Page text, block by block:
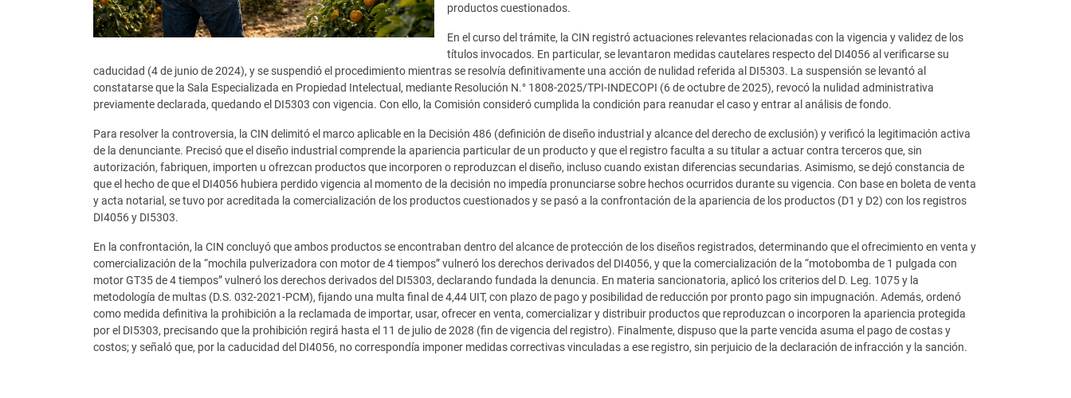
productos cuestionados.
En el curso del trámite, la CIN registró actuaciones relevantes relacionadas con la vigencia y validez de los
títulos invocados. En particular, se levantaron medidas cautelares respecto del DI4056 al verificarse su
caducidad (4 de junio de 2024), y se suspendió el procedimiento mientras se resolvía definitivamente una acción de nulidad referida al DI5303. La suspensión se levantó al
constatarse que la Sala Especializada en Propiedad Intelectual, mediante Resolución N.° 1808-2025/TPI-INDECOPI (6 de octubre de 2025), revocó la nulidad administrativa
previamente declarada, quedando el DI5303 con vigencia. Con ello, la Comisión consideró cumplida la condición para reanudar el caso y entrar al análisis de fondo.
Para resolver la controversia, la CIN delimitó el marco aplicable en la Decisión 486 (definición de diseño industrial y alcance del derecho de exclusión) y verificó la legitimación activa
de la denunciante. Precisó que el diseño industrial comprende la apariencia particular de un producto y que el registro faculta a su titular a actuar contra terceros que, sin
autorización, fabriquen, importen u ofrezcan productos que incorporen o reproduzcan el diseño, incluso cuando existan diferencias secundarias. Asimismo, se dejó constancia de
que el hecho de que el DI4056 hubiera perdido vigencia al momento de la decisión no impedía pronunciarse sobre hechos ocurridos durante su vigencia. Con base en boleta de venta
y acta notarial, se tuvo por acreditada la comercialización de los productos cuestionados y se pasó a la confrontación de la apariencia de los productos (D1 y D2) con los registros
DI4056 y DI5303.
En la confrontación, la CIN concluyó que ambos productos se encontraban dentro del alcance de protección de los diseños registrados, determinando que el ofrecimiento en venta y
comercialización de la “mochila pulverizadora con motor de 4 tiempos” vulneró los derechos derivados del DI4056, y que la comercialización de la “motobomba de 1 pulgada con
motor GT35 de 4 tiempos” vulneró los derechos derivados del DI5303, declarando fundada la denuncia. En materia sancionatoria, aplicó los criterios del D. Leg. 1075 y la
metodología de multas (D.S. 032-2021-PCM), fijando una multa final de 4,44 UIT, con plazo de pago y posibilidad de reducción por pronto pago sin impugnación. Además, ordenó
como medida definitiva la prohibición a la reclamada de importar, usar, ofrecer en venta, comercializar y distribuir productos que reproduzcan o incorporen la apariencia protegida
por el DI5303, precisando que la prohibición regirá hasta el 11 de julio de 2028 (fin de vigencia del registro). Finalmente, dispuso que la parte vencida asuma el pago de costas y
costos; y señaló que, por la caducidad del DI4056, no correspondía imponer medidas correctivas vinculadas a ese registro, sin perjuicio de la declaración de infracción y la sanción.